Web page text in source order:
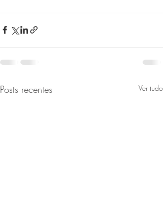
Posts recentes Ver tudo